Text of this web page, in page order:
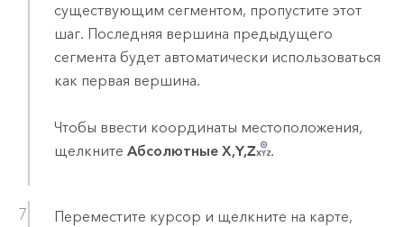
существующим сегментом, пропустите этот
шаг. Последняя вершина предыдущего
сегмента будет автоматически использоваться
как первая вершина.
Чтобы ввести координаты местоположения,
щелкните Абсолютные X,Y,Z .
Переместите курсор и щелкните на карте,